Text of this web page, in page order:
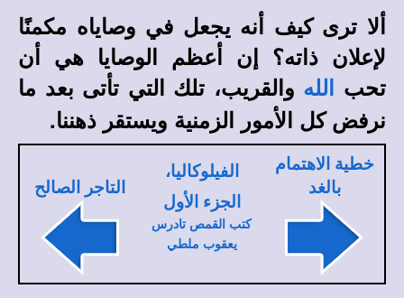
ألا ترى كيف أنه يجعل في وصاياه مكمنًا
لإعلان ذاته؟‍ إن أعظم الوصايا هي أن
تحب
الله والقريب، تلك التي تأتى بعد ما
نرفض كل الأمور الزمنية ويستقر ذهننا.
خطية الاهتمام
بالغد
الفيلوكاليا،
الجزء الأول
كتب القمص تادرس
يعقوب ملطي
التاجر الصالح